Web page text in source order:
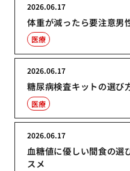
体重が減ったら要注意男
2026.06.17
医療
糖尿病検査キットの選び
2026.06.17
医療
血糖値に優しい間食の選
スメ
2026.06.17